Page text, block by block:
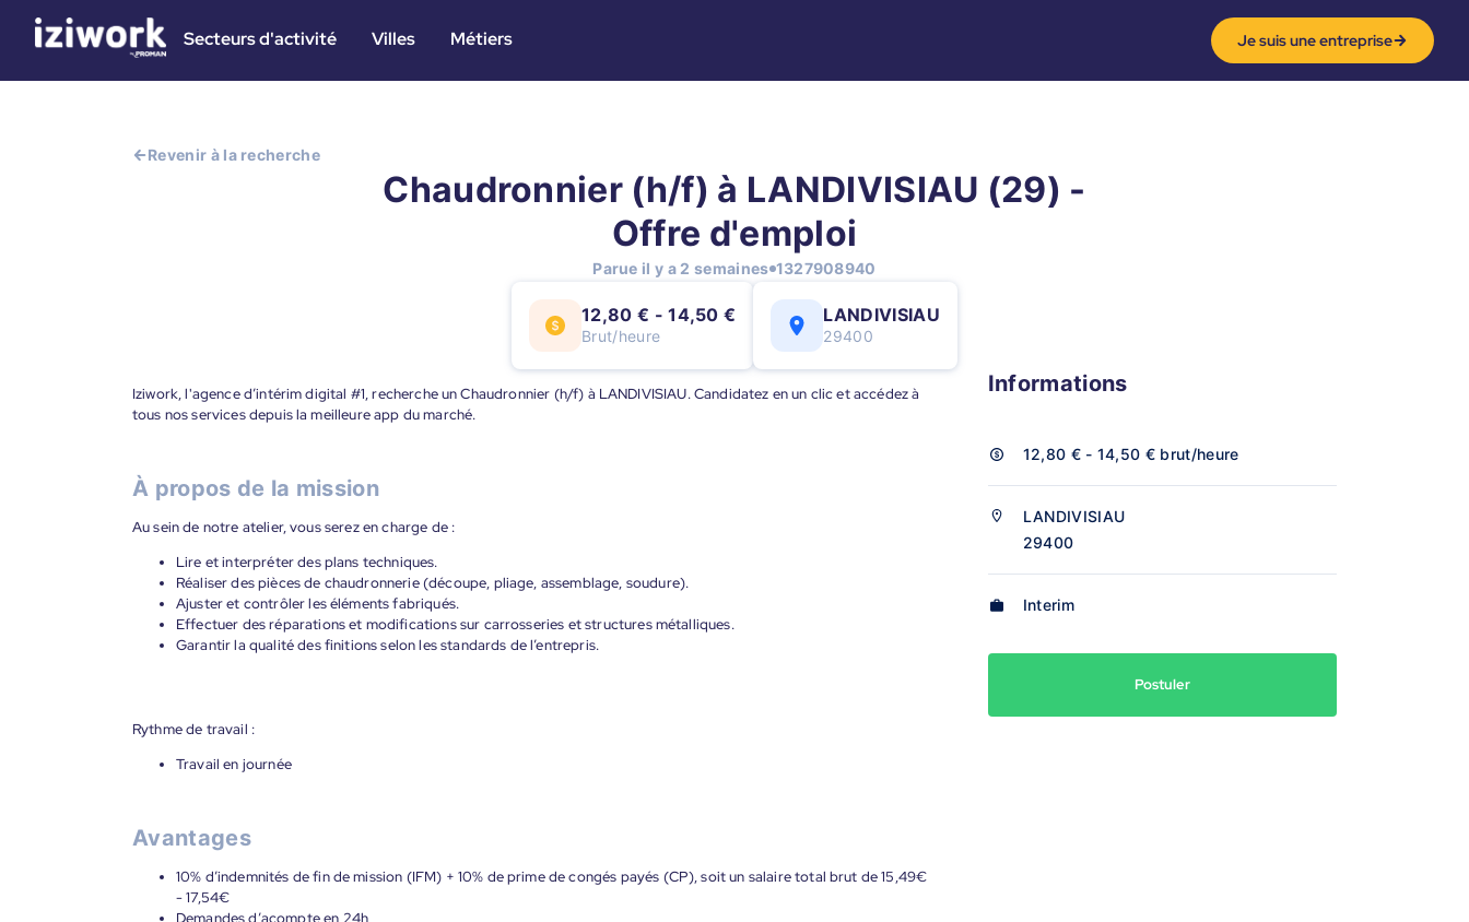
Secteurs d'activité Villes Métiers Je suis une entreprise
Revenir à la recherche
Chaudronnier (h/f) à LANDIVISIAU (29) -
Offre d'emploi
Parue il y a 2 semaines 1327908940
12,80 € - 14,50 €
Brut/heure
LANDIVISIAU
29400
Iziwork, l'agence d’intérim digital #1, recherche un Chaudronnier (h/f) à LANDIVISIAU. Candidatez en un clic et accédez à
tous nos services depuis la meilleure app du marché.
À propos de la mission
Au sein de notre atelier, vous serez en charge de :
Lire et interpréter des plans techniques.
Réaliser des pièces de chaudronnerie (découpe, pliage, assemblage, soudure).
Ajuster et contrôler les éléments fabriqués.
Effectuer des réparations et modifications sur carrosseries et structures métalliques.
Garantir la qualité des finitions selon les standards de l’entrepris.
Rythme de travail :
Travail en journée
Avantages
10% d’indemnités de fin de mission (IFM) + 10% de prime de congés payés (CP), soit un salaire total brut de 15,49€
- 17,54€
Demandes d’acompte en 24h
Informations
12,80 € - 14,50 € brut/heure
LANDIVISIAU
29400
Interim
Postuler